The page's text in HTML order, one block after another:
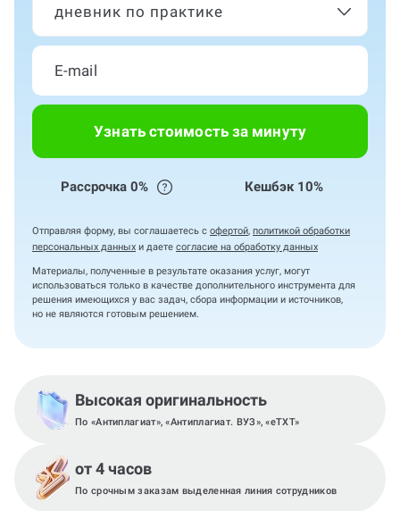
дневник по практике
Узнать стоимость за минуту
Рассрочка 0% Кешбэк 10%
Отправляя форму, вы соглашаетесь с офертой, политикой обработки
персональных данных и даете согласие на обработку данных
Материалы, полученные в результате оказания услуг, могут
использоваться только в качестве дополнительного инструмента для
решения имеющихся у вас задач, сбора информации и источников,
но не являются готовым решением.
Высокая оригинальность
По «Антиплагиат», «Антиплагиат. ВУЗ», «eTXT»
от 4 часов
По срочным заказам выделенная линия сотрудников